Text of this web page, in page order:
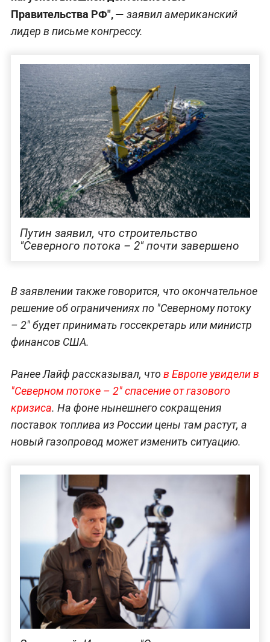
Правительства РФ", — заявил американский
лидер в письме конгрессу.
Путин заявил, что строительство
"Северного потока – 2" почти завершено
В заявлении также говорится, что окончательное
решение об ограничениях по "Северному потоку
– 2" будет принимать госсекретарь или министр
финансов США.
Ранее Лайф рассказывал, чтов Европе увидели в
"Северном потоке – 2" спасение от газового
кризиса. На фоне нынешнего сокращения
поставок топлива из России цены там растут, а
новый газопровод может изменить ситуацию.